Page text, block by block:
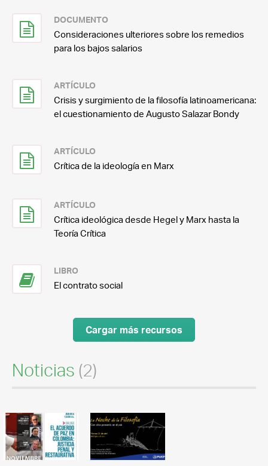
DOCUMENTO
Consideraciones ulteriores sobre los remedios
para los bajos salarios
ARTÍCULO
Crisis y surgimiento de la filosofía latinoamericana:
el cuestionamiento de Augusto Salazar Bondy
ARTÍCULO
Crítica de la ideología en Marx
ARTÍCULO
Crítica ideológica desde Hegel y Marx hasta la
Teoría Crítica
LIBRO
El contrato social
Cargar más recursos
Noticias (2)